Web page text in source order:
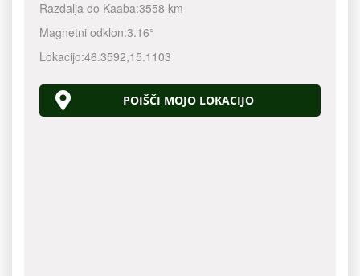
Razdalja do Kaaba:3558 km
Magnetni odklon:3.16°
Lokacijo:46.3592,15.1103
POIŠČI MOJO LOKACIJO